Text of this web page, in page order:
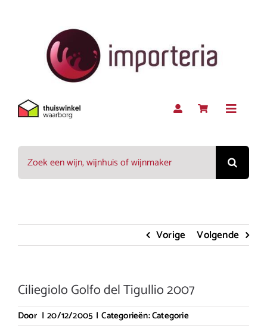
Toggle
Rood
Mousserend
Zoeken
naar:
Vorige Volgende
Ciliegiolo Golfo del Tigullio 2007
Door | 20/12/2005 | Categorieën:Categorie